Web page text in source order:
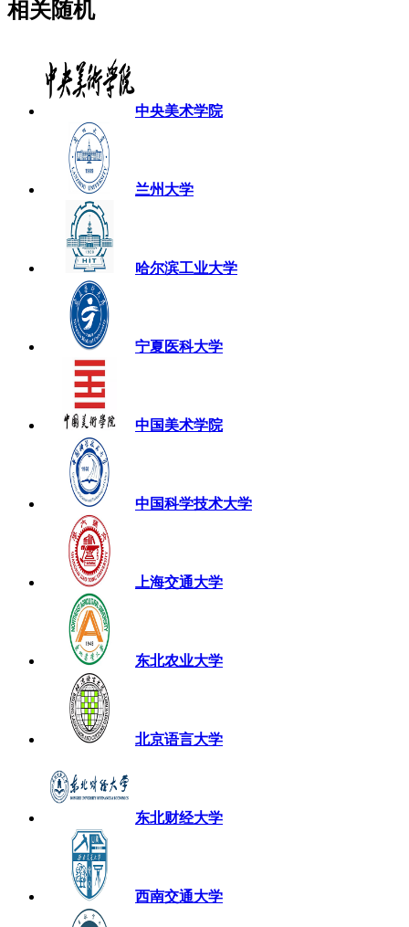
相关随机
中央美术学院
兰州大学
哈尔滨工业大学
宁夏医科大学
中国美术学院
中国科学技术大学
上海交通大学
东北农业大学
北京语言大学
东北财经大学
西南交通大学